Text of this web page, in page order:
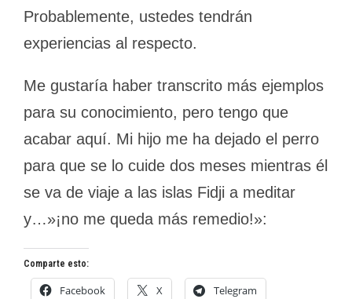
Probablemente, ustedes tendrán
experiencias al respecto.
Me gustaría haber transcrito más ejemplos
para su conocimiento, pero tengo que
acabar aquí. Mi hijo me ha dejado el perro
para que se lo cuide dos meses mientras él
se va de viaje a las islas Fidji a meditar
y…»¡no me queda más remedio!»:
Comparte esto:
Facebook X Telegram